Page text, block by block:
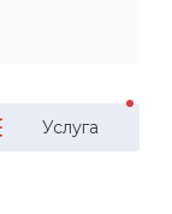
Услуга